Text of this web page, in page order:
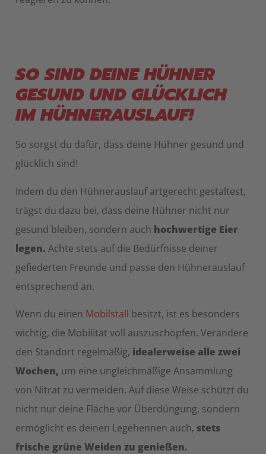
SO SIND DEINE HÜHNER
GESUND UND GLÜCKLICH
IM HÜHNERAUSLAUF!
So sorgst du dafür, dass deine Hühner gesund und
glücklich sind!
Indem du den Hühnerauslauf artgerecht gestaltest,
trägst du dazu bei, dass deine Hühner nicht nur
gesund bleiben, sondern auch hochwertige Eier
legen. Achte stets auf die Bedürfnisse deiner
gefiederten Freunde und passe den Hühnerauslauf
entsprechend an.
Wenn du einen Mobilstall besitzt, ist es besonders
wichtig, die Mobilität voll auszuschöpfen. Verändere
den Standort regelmäßig, idealerweise alle zwei
Wochen, um eine ungleichmäßige Ansammlung
von Nitrat zu vermeiden. Auf diese Weise schützt du
nicht nur deine Fläche vor Überdüngung, sondern
ermöglicht es deinen Legehennen auch, stets
frische grüne Weiden zu genießen.